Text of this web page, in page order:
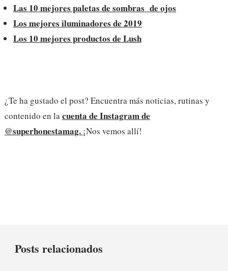
Las 10 mejores paletas de sombras de ojos
Los mejores iluminadores de 2019
Los 10 mejores productos de Lush
¿Te ha gustado el post? Encuentra más noticias, rutinas y
contenido en lacuenta de Instagram de
@superhonestamag. ¡Nos vemos allí!
Posts relacionados